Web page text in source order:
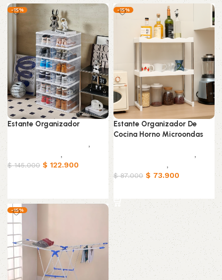
-15%
Estante Organizador
,
,
$145.000 $ 122.900
-15%
Estante Organizador De
Cocina Horno Microondas
,
,
$87.000 $ 73.900
-15%